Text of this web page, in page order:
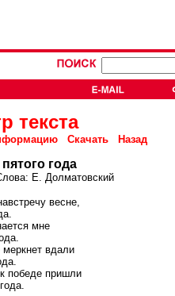
текста
Скачать Назад
года
Е. Долматовский
весне,
мне
меркнет вдали
победе пришли